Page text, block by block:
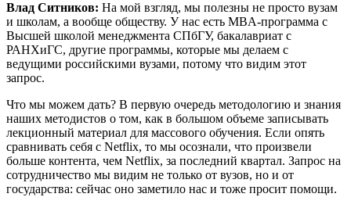
Влад Ситников: На мой взгляд, мы полезны не просто вузам
и школам, а вообще обществу. У нас есть MBA-программа с
Высшей школой менеджмента СПбГУ, бакалавриат с
РАНХиГС, другие программы, которые мы делаем с
ведущими российскими вузами, потому что видим этот
запрос.
Что мы можем дать? В первую очередь методологию и знания
наших методистов о том, как в большом объеме записывать
лекционный материал для массового обучения. Если опять
сравнивать себя с Netflix, то мы осознали, что произвели
больше контента, чем Netflix, за последний квартал. Запрос на
сотрудничество мы видим не только от вузов, но и от
государства: сейчас оно заметило нас и тоже просит помощи.